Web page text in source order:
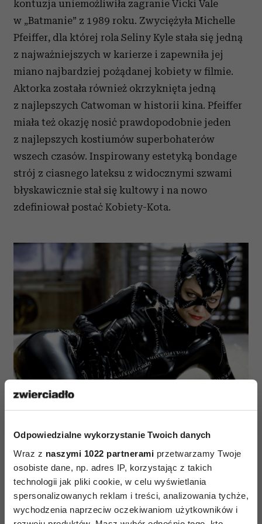
Odpowiedzialne wykorzystanie Twoich danych
Wraz z naszymi 1022 partnerami przetwarzamy Twoje
osobiste dane, np. adres IP, korzystając z takich
technologii jak pliki cookie, w celu wyświetlania
spersonalizowanych reklam i treści, analizowania tychże,
wychodzenia naprzeciw oczekiwaniom użytkowników i
kontuzja uniemożliwiła zagranie Vicki Vale
w „Batmanie” z 1989 roku. Zwyciężyła Michelle
Pfeiffer, dla której rola Seliny Kyle stała się jedną
z najważniejszych w karierze i zapewniła jej
miano najbardziej pożądanej kobiety w filmie.
Aktorka została również okrzyknięta jedną
z najlepszych Catwoman w historii kina. Pfeiffer
miała też okazję nosić prawdopodobnie jeden
z najlepszych kostiumów superbohaterów
wszech czasów. Inspirowany estetyką bondage
strój z ciasnego lateksu z widocznymi szwami
błyskawicznie stał się kultowy i na nowo
zdefiniował postać Kobiety-Kota.
Halle Berry – „Kobieta-Kot” (2004)
Pomysł na niezależny film o Kobiecie-Kocie
powstał tuż po premierze „Powrotu Batmana”.
Miał być to spin-off obrazu z 1992 roku